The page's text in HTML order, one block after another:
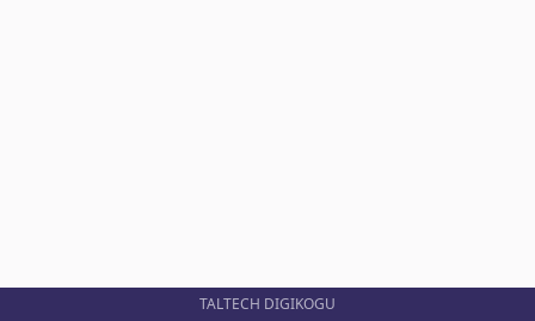
TALTECH DIGIKOGU